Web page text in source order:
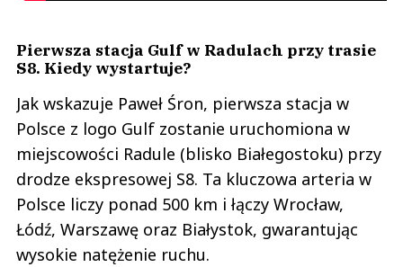
Pierwsza stacja Gulf w Radulach przy trasie
S8. Kiedy wystartuje?
Jak wskazuje Paweł Śron, pierwsza stacja w
Polsce z logo Gulf zostanie uruchomiona w
miejscowości Radule (blisko Białegostoku) przy
drodze ekspresowej S8. Ta kluczowa arteria w
Polsce liczy ponad 500 km i łączy Wrocław,
Łódź, Warszawę oraz Białystok, gwarantując
wysokie natężenie ruchu.